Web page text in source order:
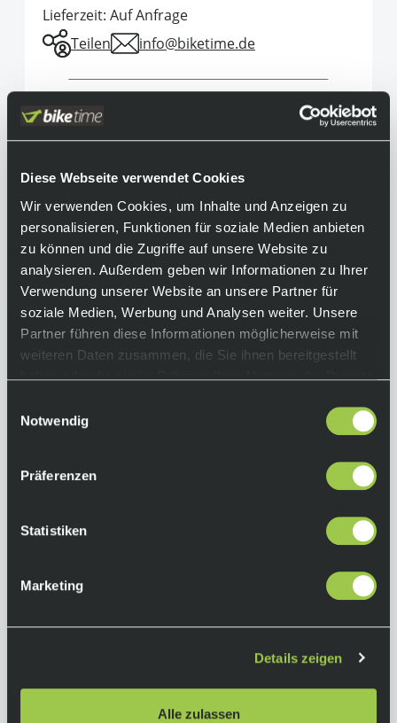
Diese Webseite verwendet Cookies
Wir verwenden Cookies, um Inhalte und Anzeigen zu
personalisieren, Funktionen für soziale Medien anbieten
zu können und die Zugriffe auf unsere Website zu
analysieren. Außerdem geben wir Informationen zu Ihrer
Verwendung unserer Website an unsere Partner für
soziale Medien, Werbung und Analysen weiter. Unsere
Partner führen diese Informationen möglicherweise mit
weiteren Daten zusammen, die Sie ihnen bereitgestellt
haben oder die sie im Rahmen Ihrer Nutzung der Dienste
Notwendig
Präferenzen
Statistiken
Marketing
Details zeigen
Alle zulassen
Lieferzeit: Auf Anfrage
Teilen
info@biketime.de
Informationen
Ästhetik mit moderner Funktionalität. Das
Sonnenbrille, die sich mühelos auf dem Trail
tragen lässt und dabei stilvoll bleibt. Die
Schutzlinse der Brille fügt sich nahtlos in den
leichten Rahmen ein und bietet dir eine
komfortable Passform zu einem
erschwinglichen Preis.
Equipment
• Lichtdurchlässigkeit: 12%
• Ultra-HD-Linsen aus bruchsicherem und
verbesserte periphere Sicht und Schutz
Farbe:
Herstellerinformationen